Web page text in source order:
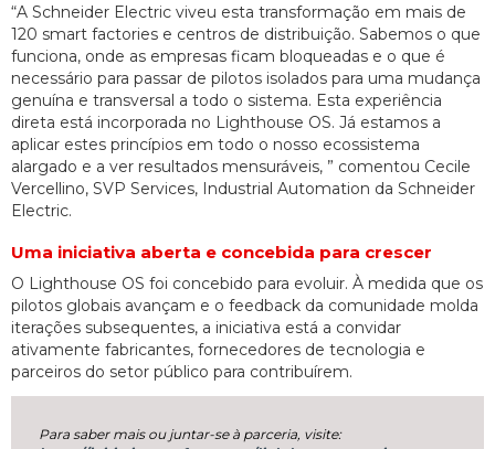
“A Schneider Electric viveu esta transformação em mais de
120 smart factories e centros de distribuição. Sabemos o que
funciona, onde as empresas ficam bloqueadas e o que é
necessário para passar de pilotos isolados para uma mudança
genuína e transversal a todo o sistema. Esta experiência
direta está incorporada no Lighthouse OS. Já estamos a
aplicar estes princípios em todo o nosso ecossistema
alargado e a ver resultados mensuráveis, ” comentou Cecile
Vercellino, SVP Services, Industrial Automation da Schneider
Electric.
Uma iniciativa aberta e concebida para crescer
O Lighthouse OS foi concebido para evoluir. À medida que os
pilotos globais avançam e o feedback da comunidade molda
iterações subsequentes, a iniciativa está a convidar
ativamente fabricantes, fornecedores de tecnologia e
parceiros do setor público para contribuírem.
Para saber mais ou juntar-se à parceria, visite: